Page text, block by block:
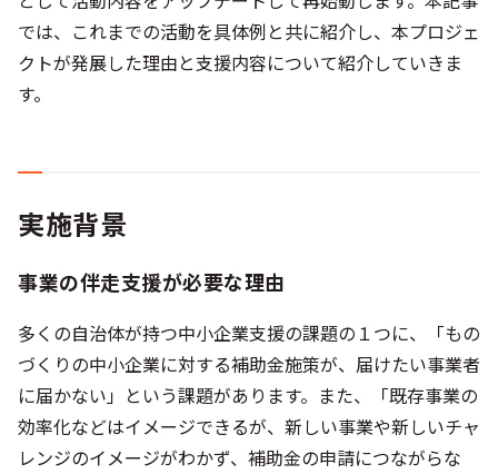
では、これまでの活動を具体例と共に紹介し、本プロジェ
クトが発展した理由と支援内容について紹介していきま
す。
実施背景
事業の伴走支援が必要な理由
多くの自治体が持つ中小企業支援の課題の１つに、「もの
づくりの中小企業に対する補助金施策が、届けたい事業者
に届かない」という課題があります。また、「既存事業の
効率化などはイメージできるが、新しい事業や新しいチャ
レンジのイメージがわかず、補助金の申請につながらな